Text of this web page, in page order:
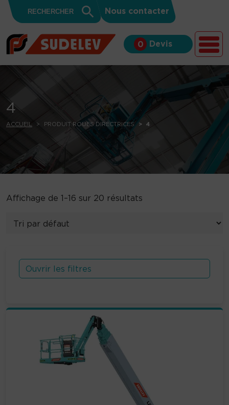
Skip to content
for:
Search
Button
Nous contacter
0 Devis
4
ACCUEIL PRODUIT ROUES DIRECTRICES 4
Affichage de 1–16 sur 20 résultats
Ouvrir les filtres